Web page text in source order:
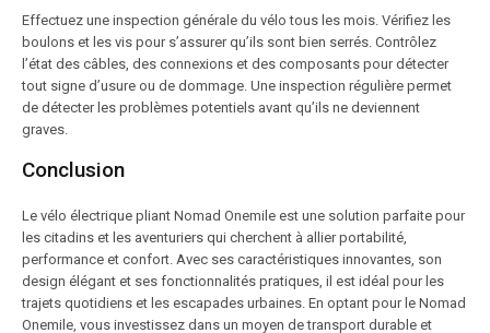
Effectuez une inspection générale du vélo tous les mois. Vérifiez les
boulons et les vis pour s’assurer qu’ils sont bien serrés. Contrôlez
l’état des câbles, des connexions et des composants pour détecter
tout signe d’usure ou de dommage. Une inspection régulière permet
de détecter les problèmes potentiels avant qu’ils ne deviennent
graves.
Conclusion
Le vélo électrique pliant Nomad Onemile est une solution parfaite pour
les citadins et les aventuriers qui cherchent à allier portabilité,
performance et confort. Avec ses caractéristiques innovantes, son
design élégant et ses fonctionnalités pratiques, il est idéal pour les
trajets quotidiens et les escapades urbaines. En optant pour le Nomad
Onemile, vous investissez dans un moyen de transport durable et